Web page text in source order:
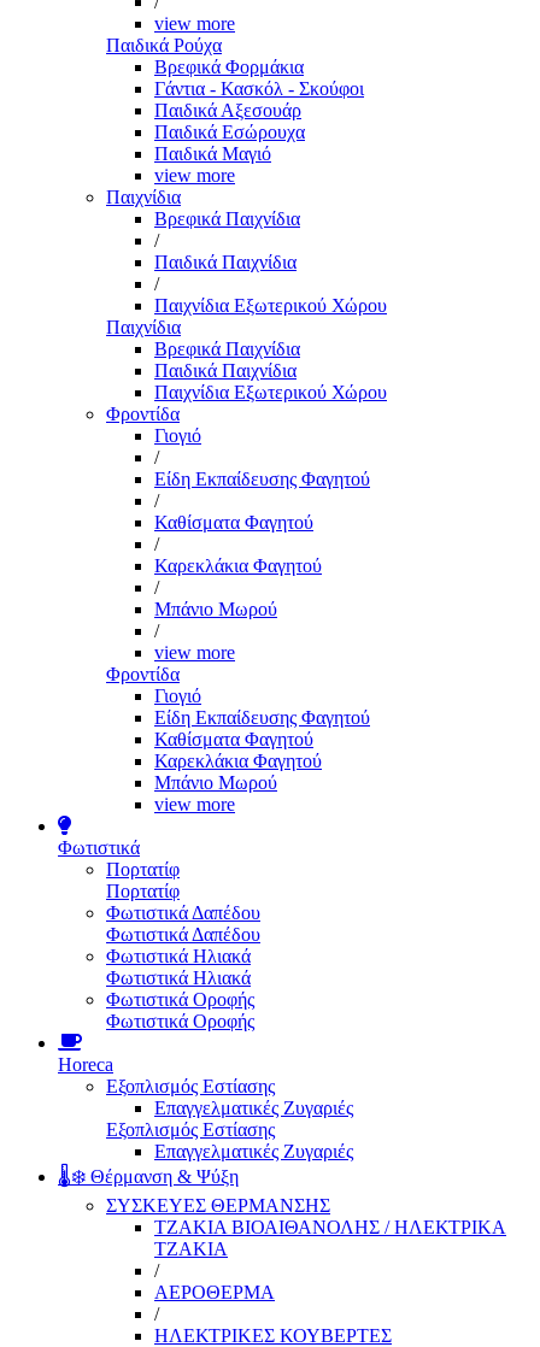
view more
Παιδικά Ρούχα
Βρεφικά Φορμάκια
Γάντια - Κασκόλ - Σκούφοι
Παιδικά Αξεσουάρ
Παιδικά Εσώρουχα
Παιδικά Μαγιό
view more
Παιχνίδια
Βρεφικά Παιχνίδια
/
Παιδικά Παιχνίδια
/
Παιχνίδια Εξωτερικού Χώρου
Παιχνίδια
Βρεφικά Παιχνίδια
Παιδικά Παιχνίδια
Παιχνίδια Εξωτερικού Χώρου
Φροντίδα
Γιογιό
/
Είδη Εκπαίδευσης Φαγητού
/
Καθίσματα Φαγητού
/
Καρεκλάκια Φαγητού
/
Μπάνιο Μωρού
/
view more
Φροντίδα
Γιογιό
Είδη Εκπαίδευσης Φαγητού
Καθίσματα Φαγητού
Καρεκλάκια Φαγητού
Μπάνιο Μωρού
view more
Φωτιστικά
Πορτατίφ
Πορτατίφ
Φωτιστικά Δαπέδου
Φωτιστικά Δαπέδου
Φωτιστικά Ηλιακά
Φωτιστικά Ηλιακά
Φωτιστικά Οροφής
Φωτιστικά Οροφής
Horeca
Εξοπλισμός Εστίασης
Επαγγελματικές Ζυγαριές
Εξοπλισμός Εστίασης
Επαγγελματικές Ζυγαριές
🌡️❄️ Θέρμανση & Ψύξη
ΣΥΣΚΕΥΕΣ ΘΕΡΜΑΝΣΗΣ
ΤΖΑΚΙΑ ΒΙΟΑΙΘΑΝΟΛΗΣ / ΗΛΕΚΤΡΙΚΑ
ΤΖΑΚΙΑ
/
ΑΕΡΟΘΕΡΜΑ
/
ΗΛΕΚΤΡΙΚΕΣ ΚΟΥΒΕΡΤΕΣ